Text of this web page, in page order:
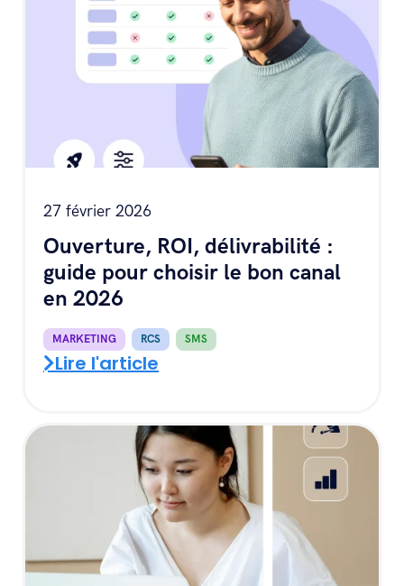
27 février 2026
Ouverture, ROI, délivrabilité :
guide pour choisir le bon canal
en 2026
MARKETING RCS SMS
Lire l'article